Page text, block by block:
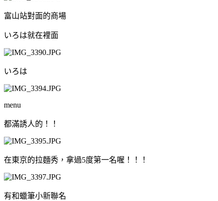
富山站對面的商場
いろは就在裡面
いろは
menu
都滿誘人的！！
在東京的拉麵秀，拿過5度第一名喔！！！
有和蠟筆小新聯名